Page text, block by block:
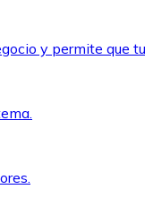
y permite que